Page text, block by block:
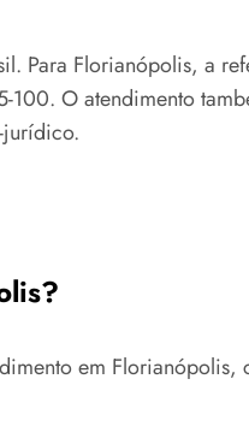
Para Florianópolis, a
O atendimento
jurídico.
em